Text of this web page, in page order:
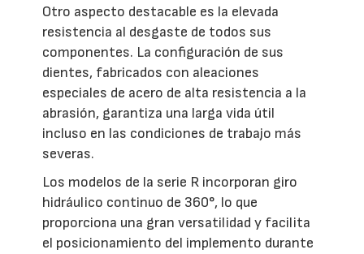
Otro aspecto destacable es la elevada
resistencia al desgaste de todos sus
componentes. La configuración de sus
dientes, fabricados con aleaciones
especiales de acero de alta resistencia a la
abrasión, garantiza una larga vida útil
incluso en las condiciones de trabajo más
severas.
Los modelos de la serie R incorporan giro
hidráulico continuo de 360°, lo que
proporciona una gran versatilidad y facilita
el posicionamiento del implemento durante